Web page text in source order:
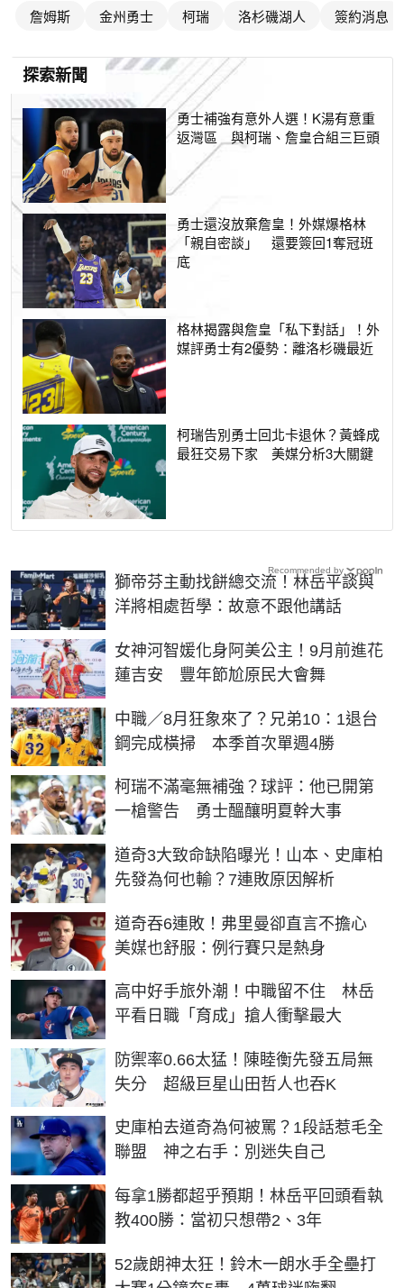
詹姆斯 金州勇士 柯瑞 洛杉磯湖人 簽約消息
探索新聞
勇士補強有意外人選！K湯有意重
返灣區 與柯瑞、詹皇合組三巨頭
勇士還沒放棄詹皇！外媒爆格林
「親自密談」 還要簽回1奪冠班
底
格林揭露與詹皇「私下對話」！外
媒評勇士有2優勢：離洛杉磯最近
柯瑞告別勇士回北卡退休？黃蜂成
最狂交易下家 美媒分析3大關鍵
獅帝芬主動找餅總交流！林岳平談與
洋將相處哲學：故意不跟他講話
女神河智媛化身阿美公主！9月前進花
蓮吉安 豐年節尬原民大會舞
中職／8月狂象來了？兄弟10：1退台
鋼完成橫掃 本季首次單週4勝
柯瑞不滿毫無補強？球評：他已開第
一槍警告 勇士醞釀明夏幹大事
道奇3大致命缺陷曝光！山本、史庫柏
先發為何也輸？7連敗原因解析
道奇吞6連敗！弗里曼卻直言不擔心
美媒也舒服：例行賽只是熱身
高中好手旅外潮！中職留不住 林岳
平看日職「育成」搶人衝擊最大
防禦率0.66太猛！陳睦衡先發五局無
失分 超級巨星山田哲人也吞K
史庫柏去道奇為何被罵？1段話惹毛全
聯盟 神之右手：別迷失自己
每拿1勝都超乎預期！林岳平回頭看執
教400勝：當初只想帶2、3年
52歲朗神太狂！鈴木一朗水手全壘打
Recommended by